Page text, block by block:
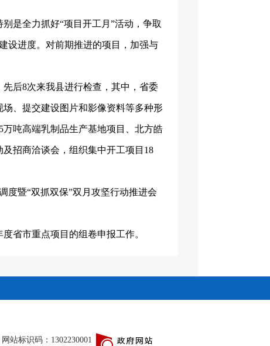
别是全力抓好“项目开工月”活动，争取
设进度。对前期推进的项目，加强与
先后8次来我县进行检查，其中，省委
、提交建设图片和影像资料等多种形
吨高端乳制品生产基地项目、北方皓
招商洽谈会，组织集中开工项目18
度暨“双抓双保”双月攻坚行动推进会
省市重点项目的组卷申报工作。
网站标识码：1302230001